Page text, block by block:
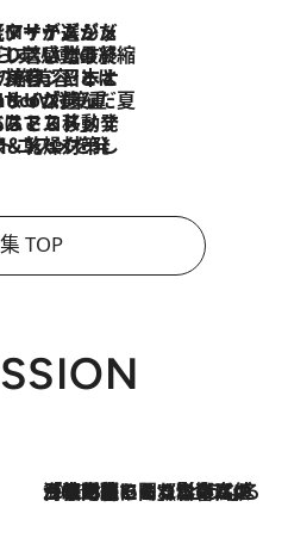
ストが提案する“掟破りの旅美容”とは
TOP
2026.8.3
「住宅建てられない…」「サーチャージ料の高値が続いている」ホルムズ海峡封鎖による影響はいつまで続く？《エネルギー専門家に聞く“どうなる日本の暮らし”》